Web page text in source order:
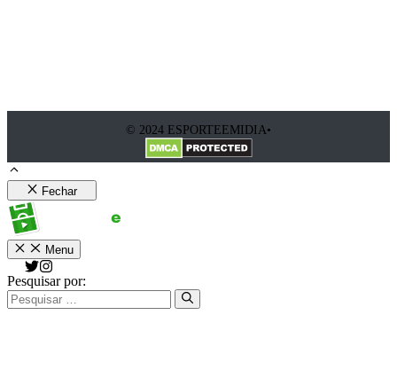
© 2024 ESPORTEEMIDIA•
Fechar
Menu
Pesquisar por: